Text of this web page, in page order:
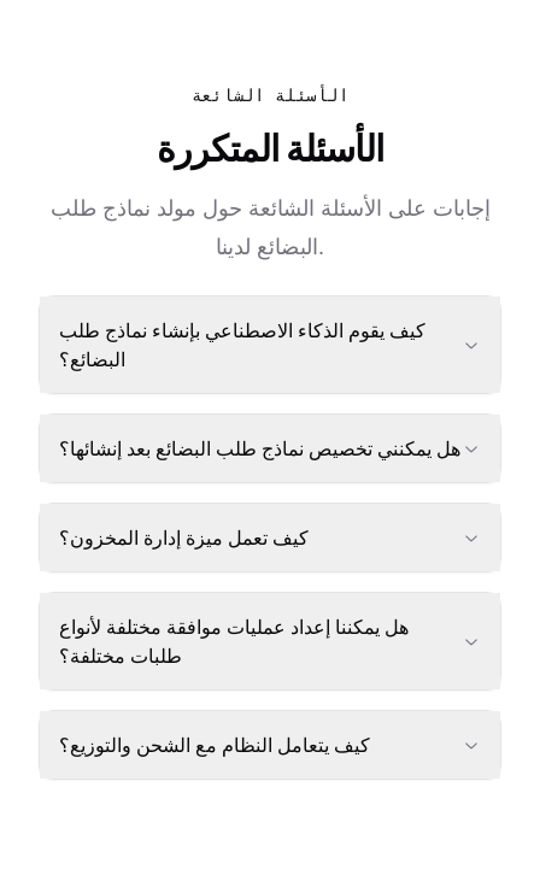
الأسئلة الشائعة
الأسئلة المتكررة
إجابات على الأسئلة الشائعة حول مولد نماذج طلب
البضائع لدينا.
كيف يقوم الذكاء الاصطناعي بإنشاء نماذج طلب
البضائع؟
هل يمكنني تخصيص نماذج طلب البضائع بعد إنشائها؟
كيف تعمل ميزة إدارة المخزون؟
هل يمكننا إعداد عمليات موافقة مختلفة لأنواع
طلبات مختلفة؟
كيف يتعامل النظام مع الشحن والتوزيع؟